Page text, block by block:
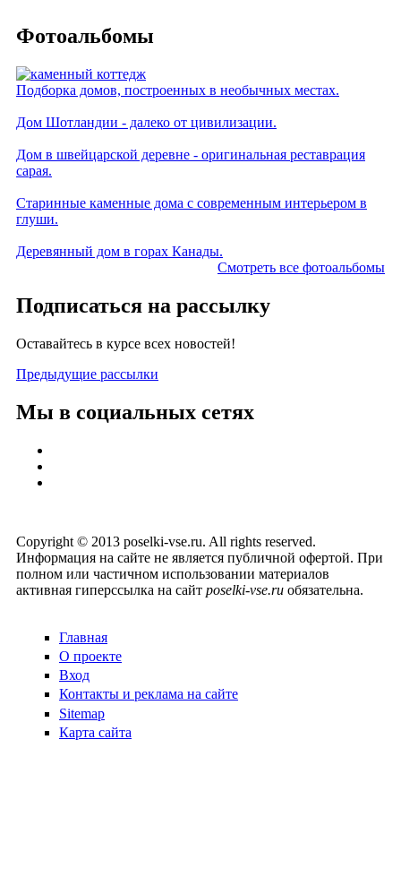
Фотоальбомы
Подборка домов, построенных в необычных местах.
Дом Шотландии - далеко от цивилизации.
Дом в швейцарской деревне - оригинальная реставрация
сарая.
Старинные каменные дома с современным интерьером в
глуши.
Деревянный дом в горах Канады.
Смотреть все фотоальбомы
Подписаться на рассылку
Оставайтесь в курсе всех новостей!
Предыдущие рассылки
Мы в социальных сетях
Copyright © 2013 poselki-vse.ru. All rights reserved.
Информация на сайте не является публичной офертой. При
полном или частичном использовании материалов
активная гиперссылка на сайт poselki-vse.ru​ обязательна.
Главная
О проекте
Вход
Контакты и реклама на сайте
Sitemap
Карта сайта